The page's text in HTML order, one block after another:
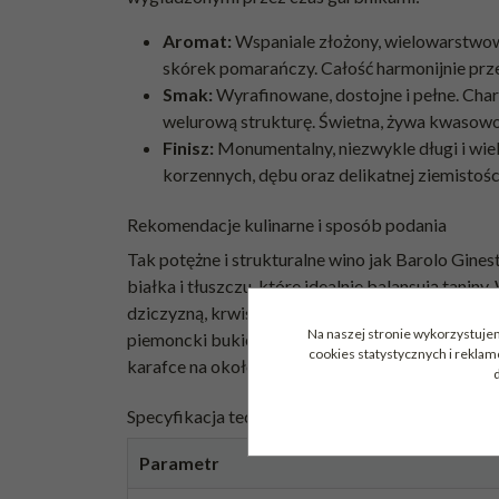
Aromat: Wspaniale złożony,
skórek pomarańczy. Całość harmonijnie
Smak: Wyrafinowane, dostojne i pełne.
welurową strukturę. Świetna, żywa
Finisz: Monumentalny, niezwykle długi i
korzennych, dębu oraz delikatnej
Rekomendacje kulinarne i sposób podania
Tak potężne i strukturalne wino jak Barolo
białka i tłuszczu, które idealnie balansują
dziczyzną, krwistymi stekami oraz twardymi,
piemoncki bukiet, wino należy serwować w
karafce na około godzinę przed podaniem.
Specyfikacja techniczna
Parametr
Na naszej stronie
cookies statystycznych i